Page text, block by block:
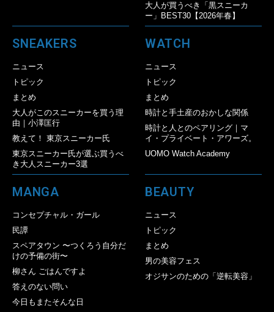
大人が買うべき「黒スニーカ
ー」BEST30【2026年春】
SNEAKERS
ニュース
トピック
まとめ
大人がこのスニーカーを買う理
由｜小澤匡行
教えて！ 東京スニーカー氏
東京スニーカー氏が選ぶ買うべ
き大人スニーカー3選
WATCH
ニュース
トピック
まとめ
時計と手土産のおかしな関係
時計と人とのペアリング｜マ
イ・プライベート・アワーズ。
UOMO Watch Academy
MANGA
コンセプチャル・ガール
民譚
スペアタウン 〜つくろう自分だ
けの予備の街〜
柳さん ごはんですよ
答えのない問い
今日もまたそんな日
BEAUTY
ニュース
トピック
まとめ
男の美容フェス
オジサンのための「逆転美容」